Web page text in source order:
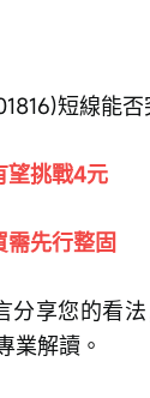
短線能否
望挑戰4元
需先行整固
業解讀。